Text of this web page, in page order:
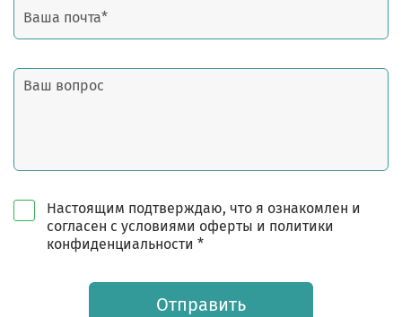
Настоящим подтверждаю, что я ознакомлен и
согласен с условиями оферты и политики
конфиденциальности *
Отправить